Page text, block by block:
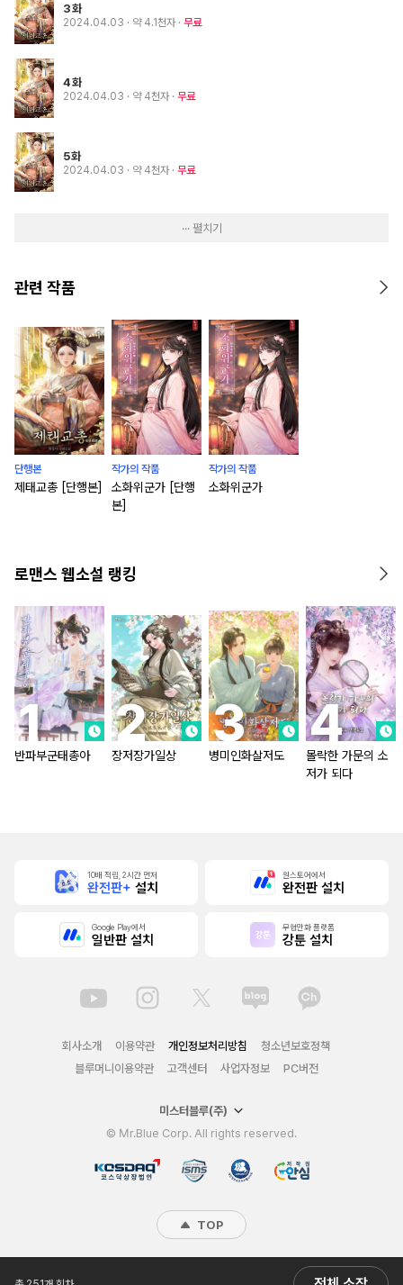
3화
2024.04.03 · 약 4.1천자 무료
4화
2024.04.03 · 약 4천자 무료
5화
2024.04.03 · 약 4천자 무료
··· 펼치기
관련 작품
단행본
제태교총 [단행본]
작가의 작품
소화위군가 [단행
본]
작가의 작품
소화위군가
로맨스 웹소설 랭킹
반파부군태총아 장저장가일상 병미인화살저도
몰락한 가문의 소
저가 되다
10배 적립, 2시간 먼저
완전판+ 설치
원스토어에서
완전판 설치
Google Play에서
일반판 설치
무협만화 플랫폼
강툰 설치
회사소개 이용약관 개인정보처리방침
청소년보호정책
블루머니이용약관
고객센터 사업자정보 PC버전
미스터블루(주)
© Mr.Blue Corp. All rights reserved.
TOP